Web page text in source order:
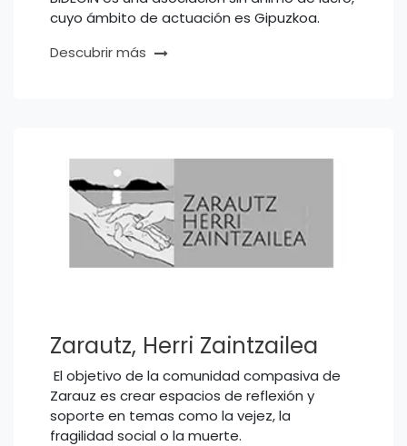
cuyo ámbito de actuación es Gipuzkoa.
Descubrir más
Zarautz, Herri Zaintzailea
El objetivo de la comunidad compasiva de
Zarauz es crear espacios de reflexión y
soporte en temas como la vejez, la
fragilidad social o la muerte.